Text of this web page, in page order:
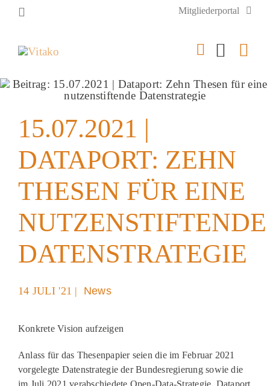
Zum
springen
Mitgliederportal
Vitako
Themen
Stellenmarkt
Presse
Aktuelles
Podcast
15.07.2021 |
DATAPORT: ZEHN
THESEN FÜR EINE
NUTZENSTIFTENDE
DATENSTRATEGIE
14 JULI '21 | News
Konkrete Vision aufzeigen
Anlass für das Thesenpapier seien die im Februar 2021
vorgelegte Datenstrategie der Bundesregierung sowie die
im Juli 2021 verabschiedete Open-Data-Strategie. Dataport